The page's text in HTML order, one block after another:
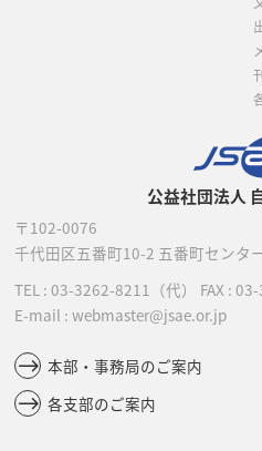
公益社団法人
〒102-0076
千代田区五番町10-2 五番町センタ
TEL : 03-3262-8211 （代） FAX :
E-mail : webmaster@jsae.or.jp
本部・事務局のご案内
各支部のご案内